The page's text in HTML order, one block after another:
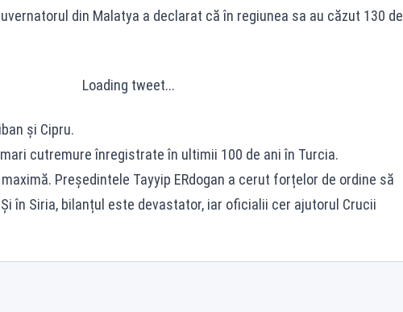
din Malatya a declarat că în regiunea sa au căzut 130 de
Loading tweet...
și Cipru.
cutremure înregistrate în ultimii 100 de ani în Turcia.
Președintele Tayyip ERdogan a cerut forțelor de ordine să
în Siria, bilanțul este devastator, iar oficialii cer ajutorul Crucii